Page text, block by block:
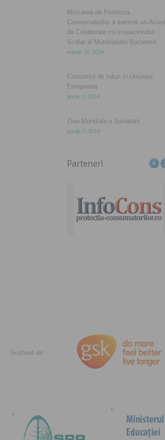
Miscarea de Protectia
Consumatorilor a semnat un Acord
de Colaborare cu Inspectoratul
Scolar al Municipiului Bucuresti
martie 31, 2014
Consumul de tutun in Uniunea
Europeana
aprilie 2, 2014
Ziua Mondiala a Sanatatii
aprilie 7, 2014
Parteneri
Sustinut de: